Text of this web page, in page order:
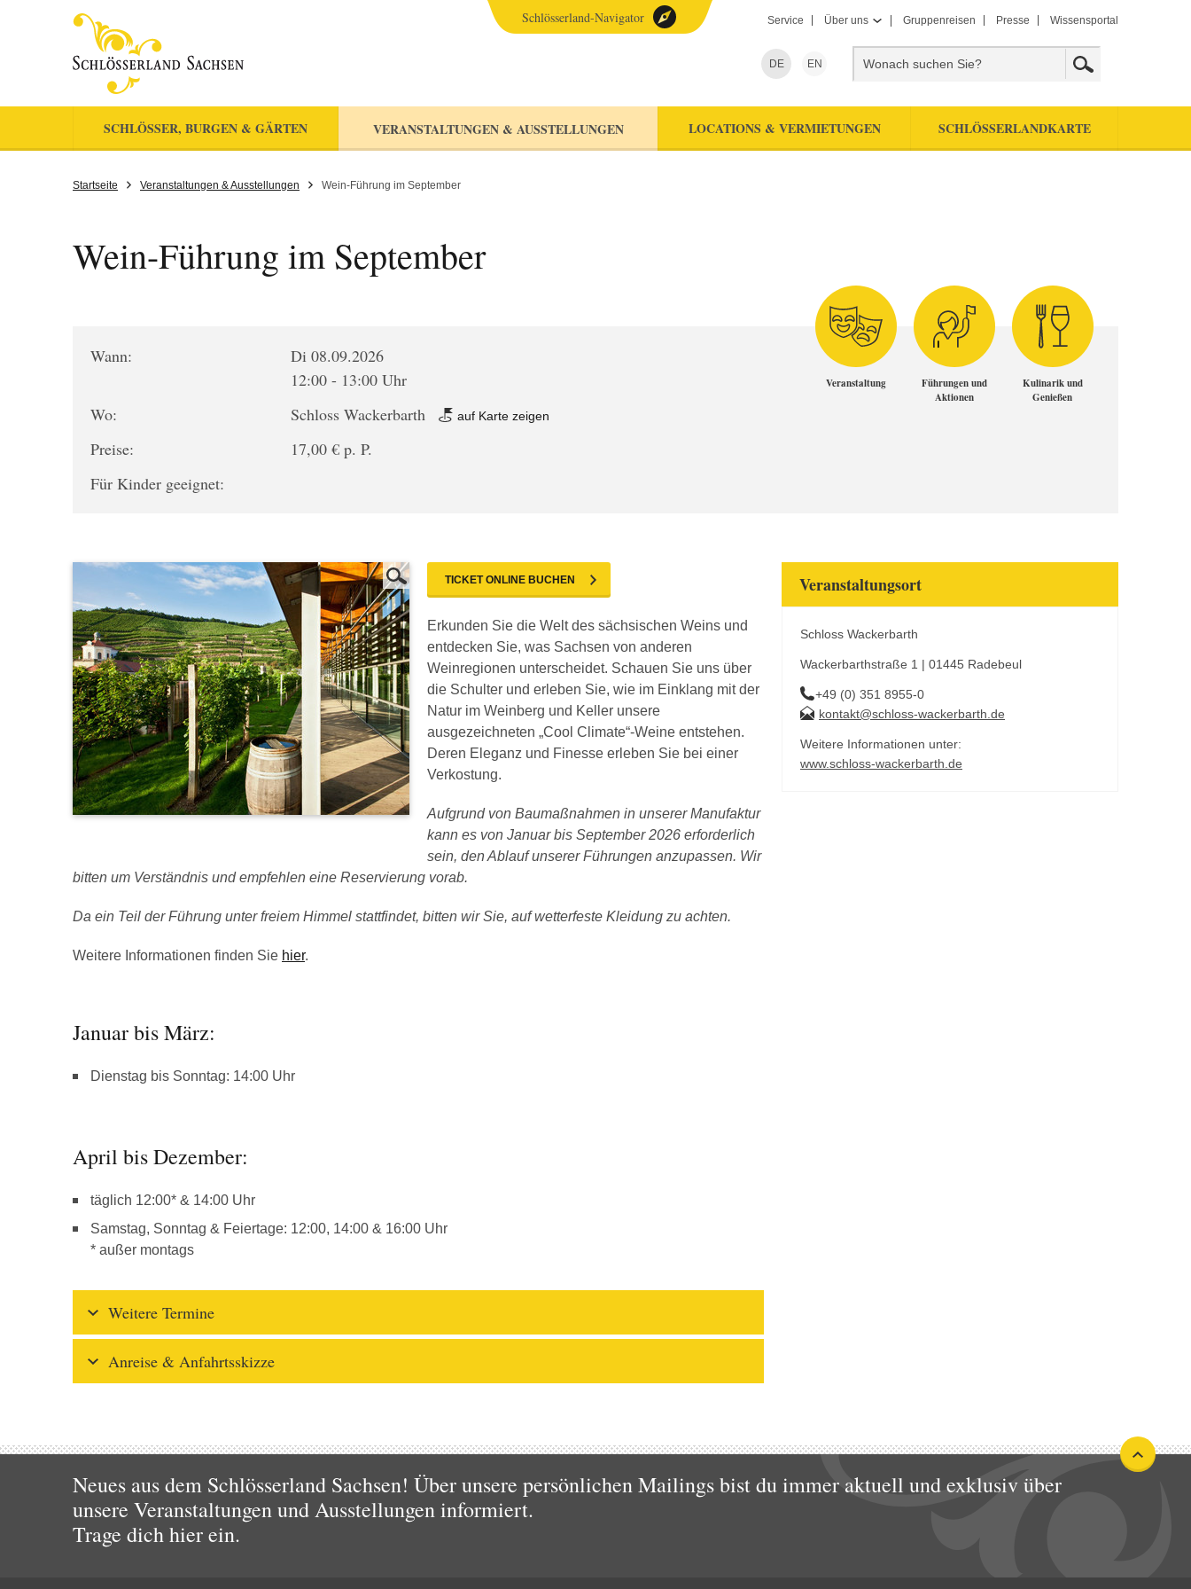
Service Über uns Gruppenreisen Presse Wissensportal
DE EN
SCHLÖSSER, BURGEN & GÄRTEN VERANSTALTUNGEN & AUSSTELLUNGEN LOCATIONS & VERMIETUNGEN SCHLÖSSERLANDKARTE
Schlösserland-Navigator
Startseite Veranstaltungen & Ausstellungen Wein-Führung im September
Wein-Führung im September
Wann:
Di 08.09.2026
12:00 - 13:00 Uhr
Wo:
Schloss Wackerbarth auf Karte zeigen
Preise:
17,00 € p. P.
Für Kinder geeignet:
Veranstaltung
Führungen und
Aktionen
Kulinarik und
Genießen
TICKET ONLINE BUCHEN
Erkunden Sie die Welt des sächsischen Weins und
entdecken Sie, was Sachsen von anderen
Weinregionen unterscheidet. Schauen Sie uns über
die Schulter und erleben Sie, wie im Einklang mit der
Natur im Weinberg und Keller unsere
ausgezeichneten „Cool Climate“-Weine entstehen.
Deren Eleganz und Finesse erleben Sie bei einer
Verkostung.
Aufgrund von Baumaßnahmen in unserer Manufaktur
kann es von Januar bis September 2026 erforderlich
sein, den Ablauf unserer Führungen anzupassen. Wir
bitten um Verständnis und empfehlen eine Reservierung vorab.
Da ein Teil der Führung unter freiem Himmel stattfindet, bitten wir Sie, auf wetterfeste Kleidung zu achten.
Weitere Informationen finden Sie hier.
Januar bis März:
Dienstag bis Sonntag: 14:00 Uhr
April bis Dezember:
täglich 12:00* & 14:00 Uhr
Samstag, Sonntag & Feiertage: 12:00, 14:00 & 16:00 Uhr
* außer montags
Weitere Termine
Anreise & Anfahrtsskizze
Veranstaltungsort
Schloss Wackerbarth
Wackerbarthstraße 1 | 01445 Radebeul
+49 (0) 351 8955-0
kontakt@schloss-wackerbarth.de
Weitere Informationen unter:
www.schloss-wackerbarth.de
Neues aus dem Schlösserland Sachsen! Über unsere persönlichen Mailings bist du immer aktuell und exklusiv über
unsere Veranstaltungen und Ausstellungen informiert.
Trage dich hier ein.